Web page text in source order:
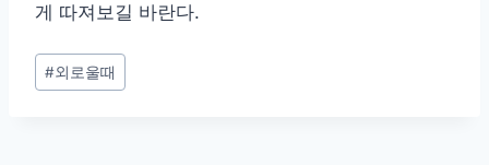
게 따져보길 바란다.
Post
Tags:
#외로울때